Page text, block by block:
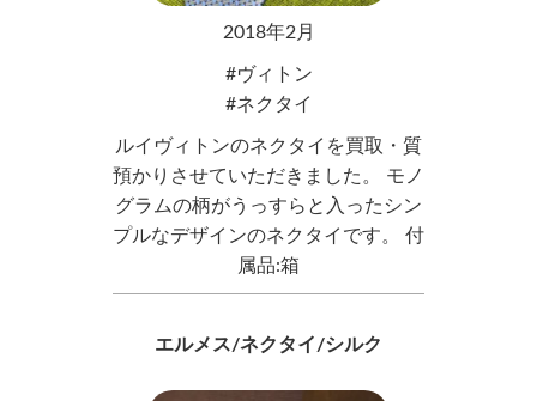
2018年2月
ヴィトン
ネクタイ
ルイヴィトンのネクタイを買取・質
預かりさせていただきました。 モノ
グラムの柄がうっすらと入ったシン
プルなデザインのネクタイです。 付
属品:箱
エルメス/ネクタイ/シルク